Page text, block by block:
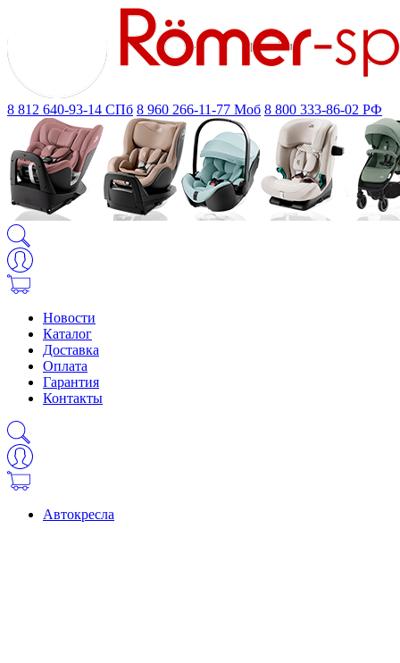
8 812 640-93-14 СПб 8 960 266-11-77 Моб 8 800 333-86-02 РФ
Новости
Каталог
Доставка
Оплата
Гарантия
Контакты
Автокресла